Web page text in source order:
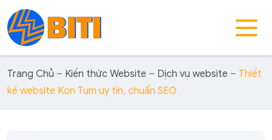
Trang Chủ – Kiến thức Website – Dịch vụ website – Thiết
kế website Kon Tum uy tín, chuẩn SEO